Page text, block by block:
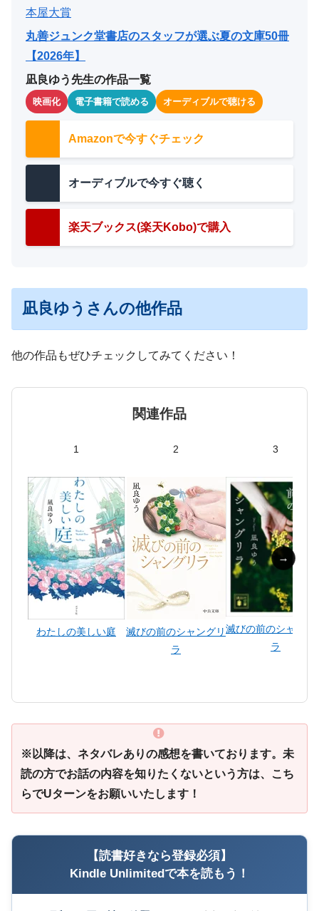
本屋大賞
丸善ジュンク堂書店のスタッフが選ぶ夏の文庫50冊
【2026年】
凪良ゆう先生の作品一覧
映画化 電子書籍で読める オーディブルで聴ける
Amazonで今すぐチェック
オーディブルで今すぐ聴く
楽天ブックス(楽天Kobo)で購入
凪良ゆうさんの他作品
他の作品もぜひチェックしてみてください！
関連作品
1
わたしの美しい庭
2
滅びの前のシャングリ
ラ
3
滅びの前のシャング
ラ
→
→
※以降は、ネタバレありの感想を書いております。未
読の方でお話の内容を知りたくないという方は、こち
らでUターンをお願いいたします！
【読書好きなら登録必須】
Kindle Unlimitedで本を読もう！